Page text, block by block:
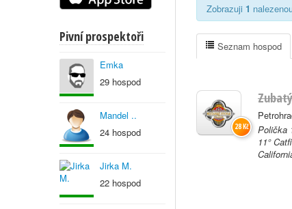
Pivní prospektoři
Emka
29 hospod
Mandel ..
24 hospod
Jirka M.
22 hospod
Zobrazuji 1
Seznam hospod
Polička
11°
28 Kč